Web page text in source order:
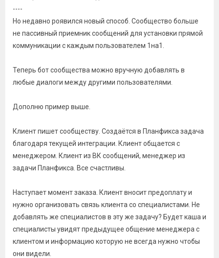
----
Но недавно роявился новый способ. Сообщество больше
не пассивный приемник сообщений для установки прямой
коммуникации с каждым пользователем 1на1.
Теперь бот сообщества можно вручную добавлять в
любые диалоги между другими пользователями.
Дополню пример выше.
Клиент пишет сообществу. Создаётся в Планфикса задача
благодаря текущей интеграции. Клиент общается с
менеджером. Клиент из ВК сообщений, менеджер из
задачи Планфикса. Все счастливы.
Наступает момент заказа. Клиент вносит предоплату и
нужно организовать связь клиента со специалистами. Не
добавлять же специалистов в эту же задачу? Будет каша и
специалисты увидят предыдущее общение менеджера с
клиентом и информацию которую не всегда нужно чтобы
они видели.